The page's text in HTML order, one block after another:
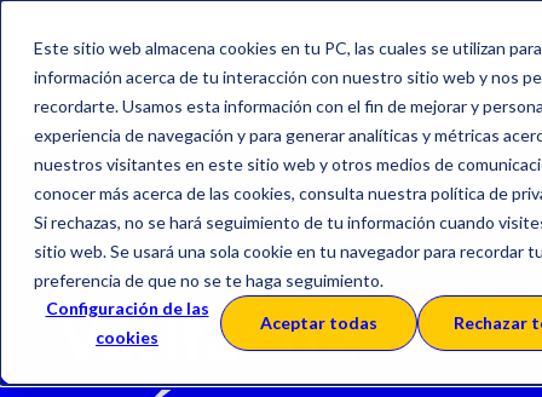
Este sitio web almacena cookies en tu PC, las cuales se utilizan
información acerca de tu interacción con nuestro sitio web y nos
recordarte. Usamos esta información con el fin de mejorar y
experiencia de navegación y para generar analíticas y métricas
nuestros visitantes en este sitio web y otros medios de
conocer más acerca de las cookies, consulta nuestra política de
Si rechazas, no se hará seguimiento de tu información cuando
sitio web. Se usará una sola cookie en tu navegador para recordar
preferencia de que no se te haga seguimiento.
Configuración de las
cookies
Aceptar todas Rechazar
Sistema
Verifactu: